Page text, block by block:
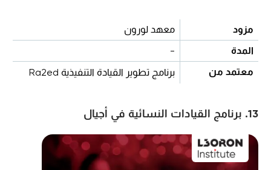
مزود
معهد لورون
المدة
-
معتمد من
برنامج تطوير القيادة التنفيذية Ra2ed
13. برنامج القيادات النسائية في أجيال